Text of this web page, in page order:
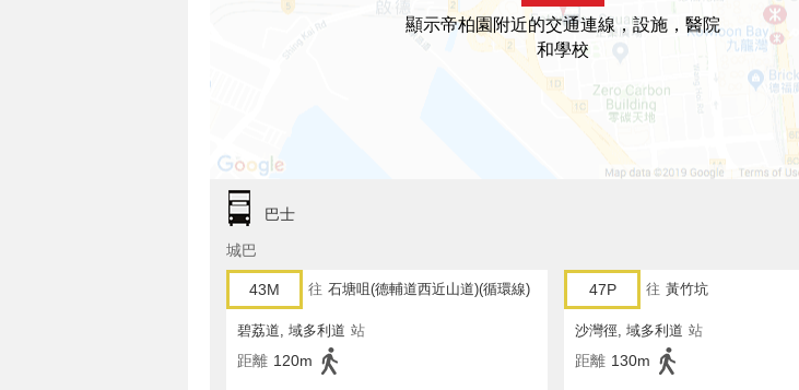
顯示帝柏園附近的交通連線，設施，醫院
和學校
巴士
城巴
43M 往 石塘咀(德輔道西近山道)(循環線)
碧荔道, 域多利道 站
距離 120m
47P 往 黃竹坑
沙灣徑, 域多利道 站
距離 130m